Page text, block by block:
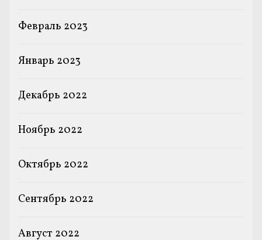
Февраль 2023
Январь 2023
Декабрь 2022
Ноябрь 2022
Октябрь 2022
Сентябрь 2022
Август 2022